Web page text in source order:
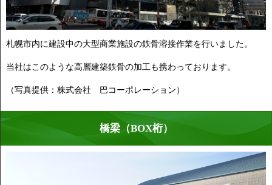
札幌市内に建設中の大型商業施設の鉄骨溶接作業を行いました。
当社はこのような高層建築鉄骨の加工も携わっております。
（写真提供：株式会社 巴コーポレーション）
橋梁（BOX桁）